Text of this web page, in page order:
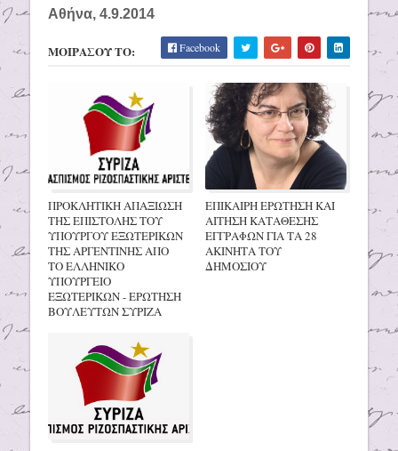
Αθήνα, 4.9.2014
ΜΟΙΡΑΣΟΥ ΤΟ: Facebook
ΠΡΟΚΛΗΤΙΚΗ ΑΠΑΞΙΩΣΗ
ΤΗΣ ΕΠΙΣΤΟΛΗΣ ΤΟΥ
ΥΠΟΥΡΓΟΥ ΕΞΩΤΕΡΙΚΩΝ
ΤΗΣ ΑΡΓΕΝΤΙΝΗΣ ΑΠΟ
ΤΟ ΕΛΛΗΝΙΚΟ
ΥΠΟΥΡΓΕΙΟ
ΕΞΩΤΕΡΙΚΩΝ - ΕΡΩΤΗΣΗ
ΒΟΥΛΕΥΤΩΝ ΣΥΡΙΖΑ
ΕΠΙΚΑΙΡΗ ΕΡΩΤΗΣΗ ΚΑΙ
ΑΙΤΗΣΗ ΚΑΤΑΘΕΣΗΣ
ΕΓΓΡΑΦΩΝ ΓΙΑ ΤΑ 28
ΑΚΙΝΗΤΑ ΤΟΥ
ΔΗΜΟΣΙΟΥ